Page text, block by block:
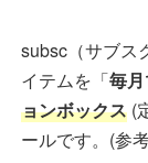
subsc（サブス
イテムを「毎
ョンボックス (
ールです。(参考